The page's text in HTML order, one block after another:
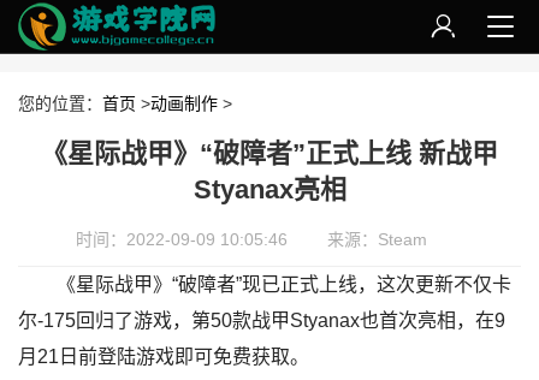
您的位置： 首页 >动画制作 >
《星际战甲》“破障者”正式上线 新战甲
Styanax亮相
时间：2022-09-09 10:05:46 来源：Steam
《星际战甲》“破障者”现已正式上线，这次更新不仅卡
尔-175回归了游戏，第50款战甲Styanax也首次亮相，在9
月21日前登陆游戏即可免费获取。